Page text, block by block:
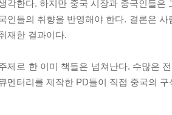
각한다. 하지만 중국 시장과 중국인들
인들의 취향을 반영해야 한다. 결론은
재한 결과이다.
제로 한 이미 책들은 넘쳐난다. 수많은
멘터리를 제작한 PD들이 직접 중국의